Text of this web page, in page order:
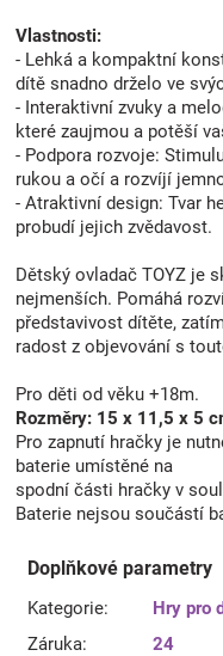
Vlastnosti:
- Lehká a kompaktní
dítě snadno drželo ve
- Interaktivní zvuky a
které zaujmou a potěší
- Podpora rozvoje:
rukou a očí a rozvíjí
- Atraktivní design: Tvar
probudí jejich zvědavost.
Dětský ovladač TOYZ je
nejmenších. Pomáhá
představivost dítěte,
radost z objevování s
Pro děti od věku +18m.
Rozměry: 15 x 11,5 x 5
Pro zapnutí hračky je
baterie umístěné na
spodní části hračky v
Baterie nejsou součástí
Doplňkové parametry
Kategorie:
Hry pro
Záruka:
24